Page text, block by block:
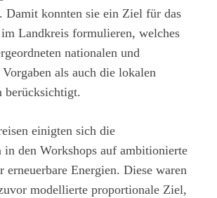
Damit konnten sie ein Ziel für das
Landkreis formulieren, welches
nationalen und
als auch die lokalen
berücksichtigt.
einigten sich die
in den Workshops auf ambitionierte
erneuerbare Energien. Diese waren
modellierte proportionale Ziel,